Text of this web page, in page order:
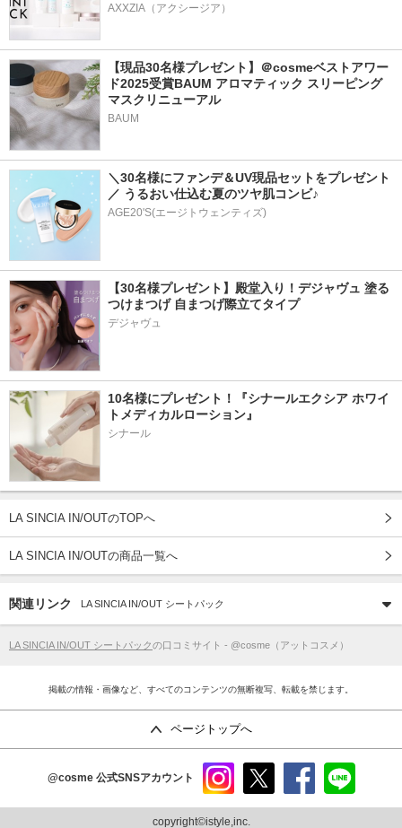
AXXZIA（アクシージア）
【現品30名様プレゼント】＠cosmeベストアワー
ド2025受賞BAUM アロマティック スリーピング
マスクリニューアル
BAUM
＼30名様にファンデ＆UV現品セットをプレゼント
／ うるおい仕込む夏のツヤ肌コンビ♪
AGE20'S(エージトウェンティズ)
【30名様プレゼント】殿堂入り！デジャヴュ 塗る
つけまつげ 自まつげ際立てタイプ
デジャヴュ
10名様にプレゼント！『シナールエクシア ホワイ
トメディカルローション』
シナール
LA SINCIA IN/OUTのTOPへ
LA SINCIA IN/OUTの商品一覧へ
関連リンク LA SINCIA IN/OUT シートパック
LA SINCIA IN/OUT シートパックの口コミサイト - @cosme（アットコスメ）
掲載の情報・画像など、すべてのコンテンツの無断複写、転載を禁じます。
ページトップへ
@cosme 公式SNSアカウント
ram
copyright©istyle,inc.